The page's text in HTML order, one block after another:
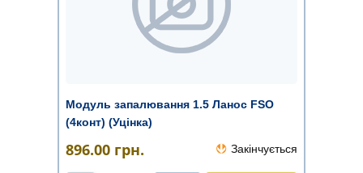
Модуль запалювання 1.5 Ланос FSO
(4конт) (Уцінка)
896.00 грн. Закінчується